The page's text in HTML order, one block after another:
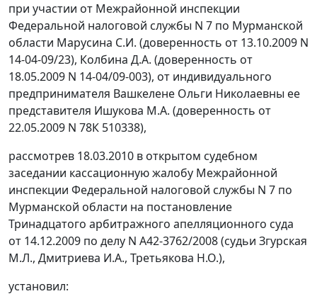
при участии от Межрайонной инспекции
Федеральной налоговой службы N 7 по Мурманской
области Марусина С.И. (доверенность от 13.10.2009 N
14-04-09/23), Колбина Д.А. (доверенность от
18.05.2009 N 14-04/09-003), от индивидуального
предпринимателя Вашкелене Ольги Николаевны ее
представителя Ишукова М.А. (доверенность от
22.05.2009 N 78К 510338),
рассмотрев 18.03.2010 в открытом судебном
заседании кассационную жалобу Межрайонной
инспекции Федеральной налоговой службы N 7 по
Мурманской области на постановление
Тринадцатого арбитражного апелляционного суда
от 14.12.2009 по делу N А42-3762/2008 (судьи Згурская
М.Л., Дмитриева И.А., Третьякова Н.О.),
установил: